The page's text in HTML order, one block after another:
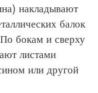
накладывают
балок
бокам и сверху
листами
или другой